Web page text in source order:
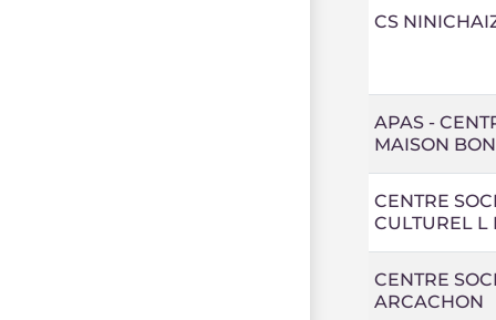
CS
APAS -
MAISON
CENTRE
CULTUREL L
CENTRE
ARCACHON